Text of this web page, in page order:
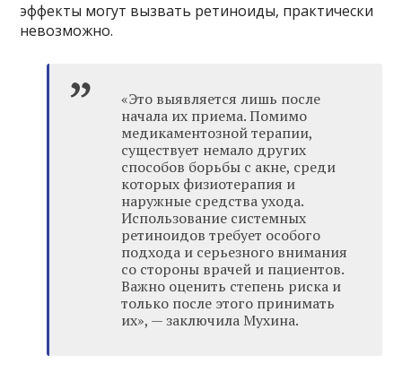
эффекты могут вызвать ретиноиды, практически
невозможно.
«Это выявляется лишь после
начала их приема. Помимо
медикаментозной терапии,
существует немало других
способов борьбы с акне, среди
которых физиотерапия и
наружные средства ухода.
Использование системных
ретиноидов требует особого
подхода и серьезного внимания
со стороны врачей и пациентов.
Важно оценить степень риска и
только после этого принимать
их», — заключила Мухина.